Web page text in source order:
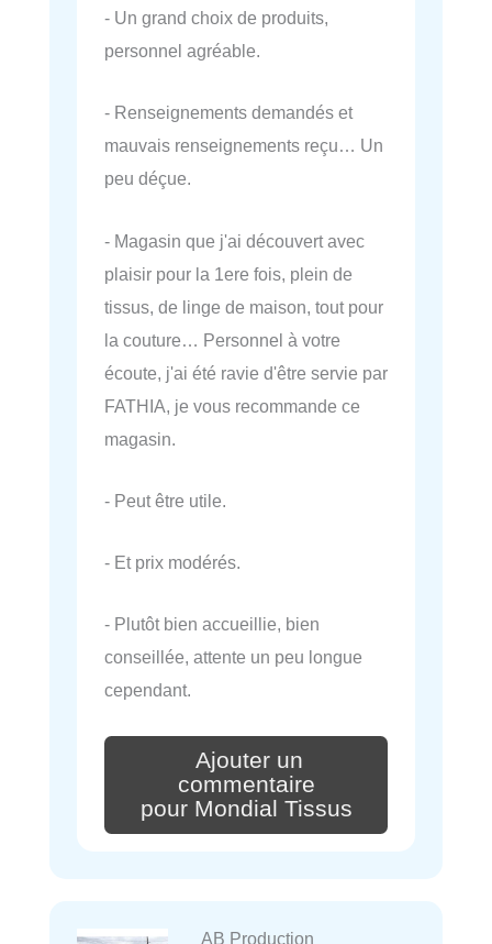
- Un grand choix de produits,
personnel agréable.
- Renseignements demandés et
mauvais renseignements reçu… Un
peu déçue.
- Magasin que j'ai découvert avec
plaisir pour la 1ere fois, plein de
tissus, de linge de maison, tout pour
la couture… Personnel à votre
écoute, j'ai été ravie d'être servie par
FATHIA, je vous recommande ce
magasin.
- Peut être utile.
- Et prix modérés.
- Plutôt bien accueillie, bien
conseillée, attente un peu longue
cependant.
Ajouter un
commentaire
pour Mondial Tissus
AB Production